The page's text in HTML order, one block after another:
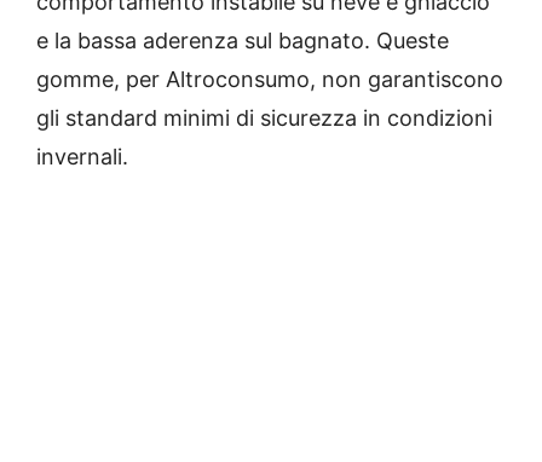
e la bassa aderenza sul bagnato. Queste
gomme, per Altroconsumo, non garantiscono
gli standard minimi di sicurezza in condizioni
invernali.